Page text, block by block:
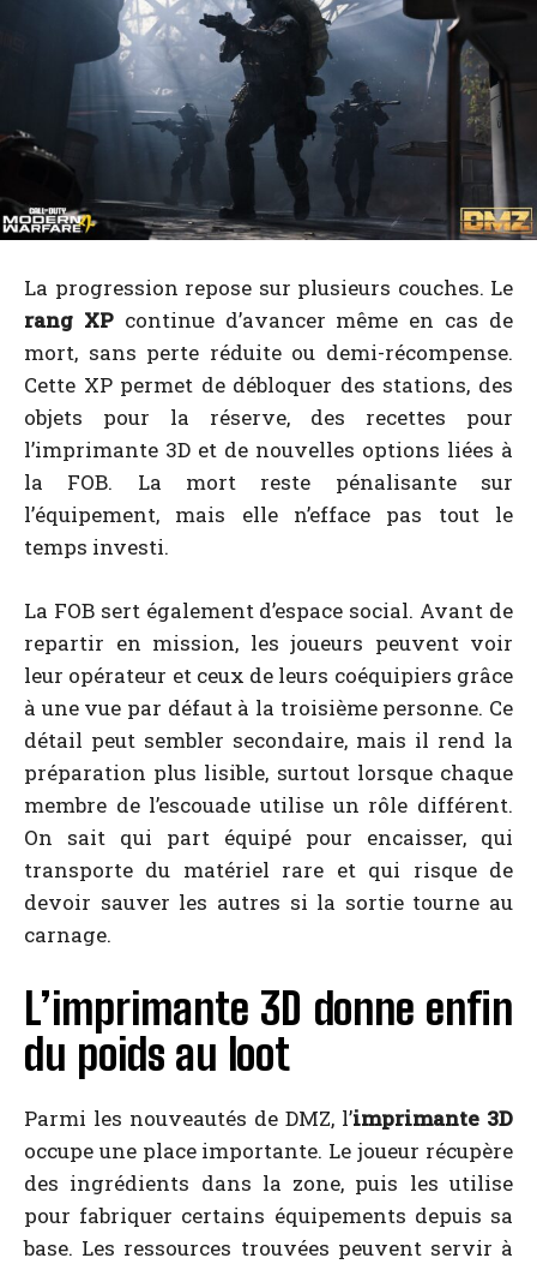
La progression repose sur plusieurs couches. Le
rang XPcontinue d’avancer même en cas de
mort, sans perte réduite ou demi-récompense.
Cette XP permet de débloquer des stations, des
objets pour la réserve, des recettes pour
l’imprimante 3D et de nouvelles options liées à
la FOB. La mort reste pénalisante sur
l’équipement, mais elle n’efface pas tout le
temps investi.
La FOB sert également d’espace social. Avant de
repartir en mission, les joueurs peuvent voir
leur opérateur et ceux de leurs coéquipiers grâce
à une vue par défaut à la troisième personne. Ce
détail peut sembler secondaire, mais il rend la
préparation plus lisible, surtout lorsque chaque
membre de l’escouade utilise un rôle différent.
On sait qui part équipé pour encaisser, qui
transporte du matériel rare et qui risque de
devoir sauver les autres si la sortie tourne au
carnage.
L’imprimante 3D donne enfin
du poids au loot
Parmi les nouveautés de DMZ, l’imprimante 3D
occupe une place importante. Le joueur récupère
des ingrédients dans la zone, puis les utilise
pour fabriquer certains équipements depuis sa
base. Les ressources trouvées peuvent servir à